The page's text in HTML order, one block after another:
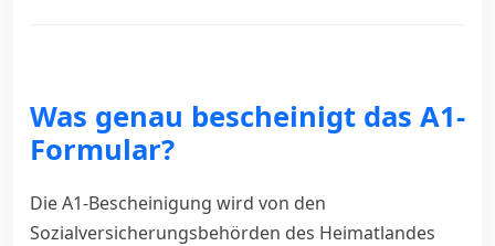
Was genau bescheinigt das A1-
Formular?
Die A1-Bescheinigung wird von den
Sozialversicherungsbehörden des Heimatlandes